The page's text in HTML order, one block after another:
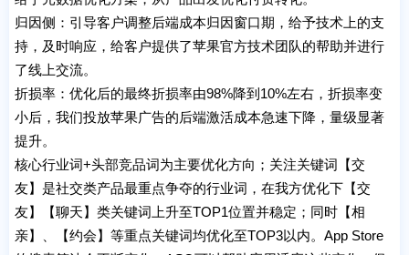
归因侧：引导客户调整后端成本归因窗口期，给予技术上的支
持，及时响应，给客户提供了苹果官方技术团队的帮助并进行
了线上交流。
折损率：优化后的最终折损率由98%降到10%左右，折损率变
小后，我们投放苹果广告的后端激活成本急速下降，量级显著
提升。
核心行业词+头部竞品词为主要优化方向；关注关键词【交
友】是社交类产品最重点争夺的行业词，在我方优化下【交
友】【聊天】类关键词上升至TOP1位置并稳定；同时【相
亲】、【约会】等重点关键词均优化至TOP3以内。App Store